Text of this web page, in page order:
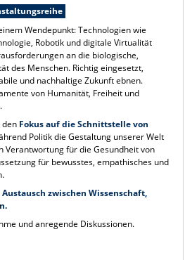
Wendepunkt: Technologien wie
Robotik und digitale Virtualität
an die biologische,
des Menschen. Richtig eingesetzt,
und nachhaltige Zukunft ebnen.
von Humanität, Freiheit und
den Fokus auf die Schnittstelle von
Politik die Gestaltung unserer Welt
für die Gesundheit von
für bewusstes, empathisches und
zwischen Wissenschaft,
und anregende Diskussionen.